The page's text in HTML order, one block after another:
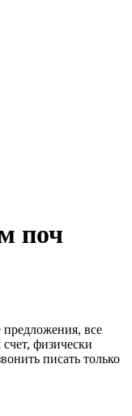
поч
предложения, все
физически
писать только